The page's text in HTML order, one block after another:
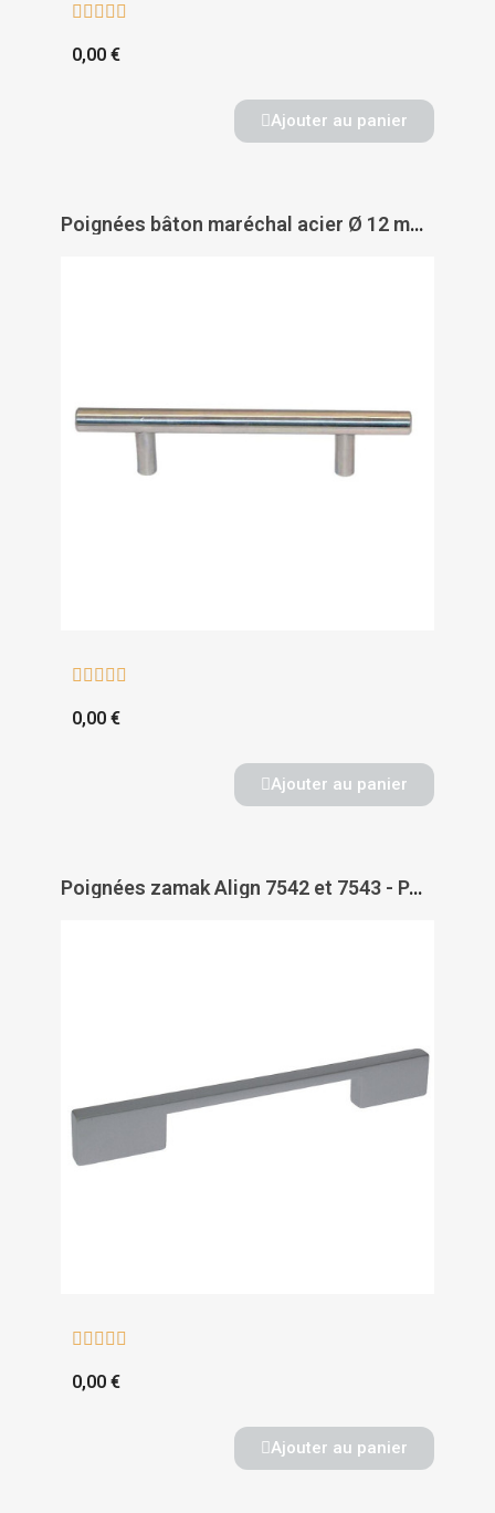
    
0,00 €
Ajouter au panier
Poignées bâton maréchal acier Ø 12 mm - PAS DE MARQUE
    
0,00 €
Ajouter au panier
Poignées zamak Align 7542 et 7543 - PAS DE MARQUE
    
0,00 €
Ajouter au panier